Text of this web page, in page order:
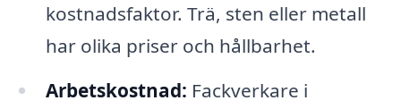
kostnadsfaktor. Trä, sten eller metall
har olika priser och hållbarhet.
Arbetskostnad: Fackverkare i